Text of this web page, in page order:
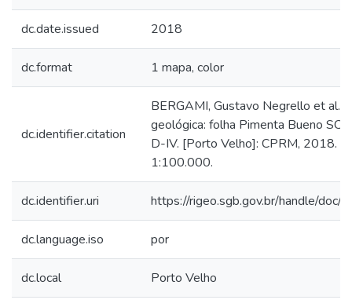
dc.date.issued 2018
dc.format 1 mapa, color
dc.identifier.citation
BERGAMI, Gustavo Negrello et al.
geológica: folha Pimenta Bueno
D-IV. [Porto Velho]: CPRM, 2018.
1:100.000.
dc.identifier.uri https://rigeo.sgb.gov.br/handle/doc/
dc.language.iso por
dc.local Porto Velho